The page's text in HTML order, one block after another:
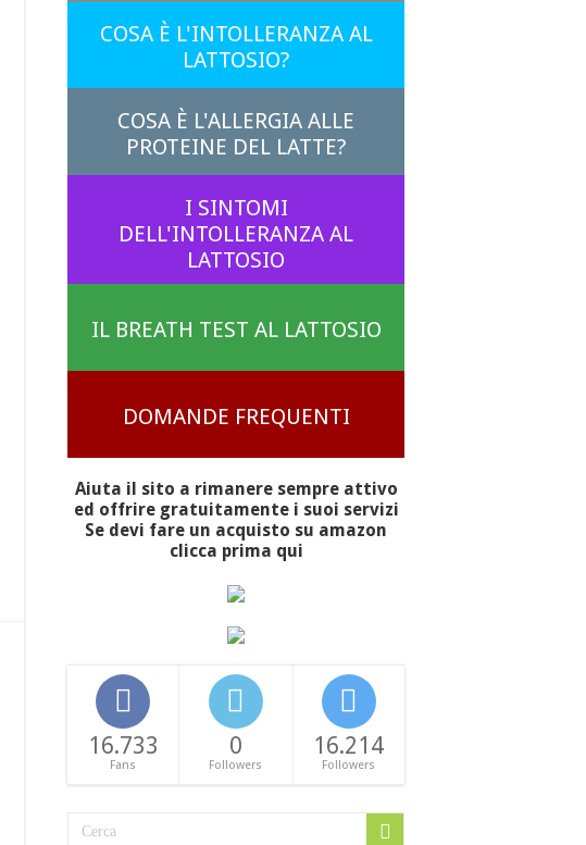
COSA È L'INTOLLERANZA AL
LATTOSIO?
COSA È L'ALLERGIA ALLE
PROTEINE DEL LATTE?
I SINTOMI
DELL'INTOLLERANZA AL
LATTOSIO
IL BREATH TEST AL LATTOSIO
DOMANDE FREQUENTI
Aiuta il sito a rimanere sempre attivo
ed offrire gratuitamente i suoi servizi
Se devi fare un acquisto su amazon
clicca prima qui
16.733
Fans
0
Followers
16.214
Followers